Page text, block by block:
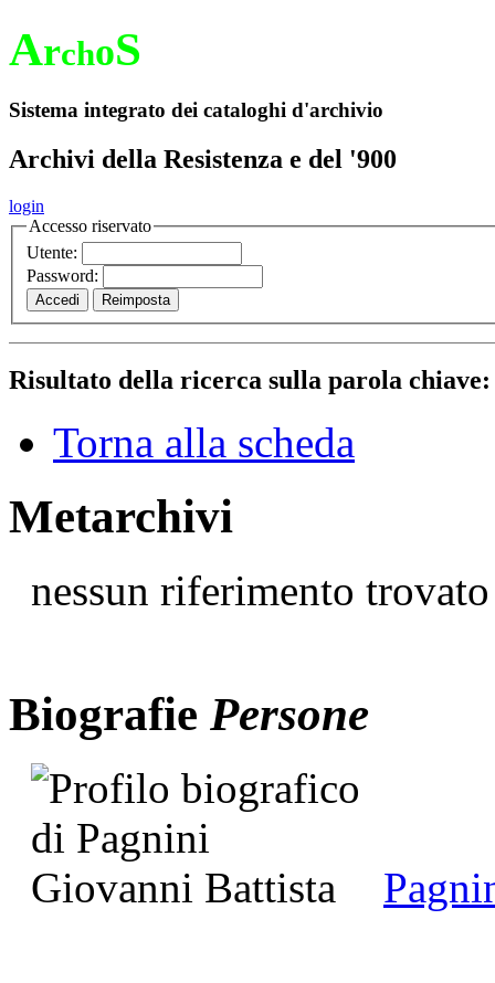
ArchoS
Sistema integrato dei cataloghi d'archivio
Archivi della Resistenza e del '900
login
Accesso riservato
Utente:
Password:
Risultato della ricerca sulla parola
Torna alla scheda
Metarchivi
nessun riferimento trovato
Biografie Persone